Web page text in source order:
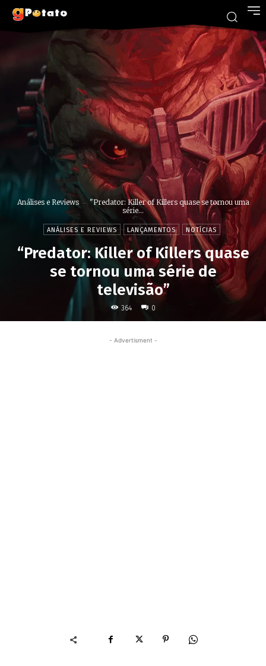
Análises e Reviews
"Predator: Killer of Killers quase se tornou uma
série...
ANÁLISES E REVIEWS LANÇAMENTOS NOTÍCIAS
“Predator: Killer of Killers quase
se tornou uma série de
televisão”
364 0
- Advertisment -